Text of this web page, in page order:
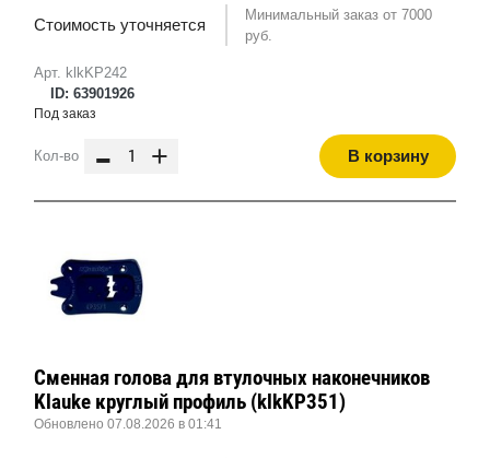
Арт. klkKP242
ID: 63901926
Стоимость уточняется
Минимальный заказ от 7000
руб.
Под заказ
Кол-во - + В корзину
Сменная голова для втулочных наконечников
Klauke круглый профиль (klkKP351)
Обновлено 07.08.2026 в 01:41